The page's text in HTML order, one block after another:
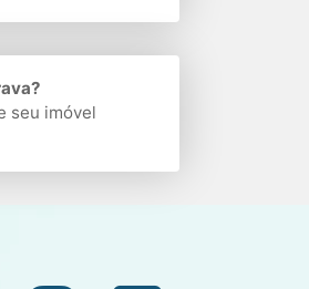
seu imóvel